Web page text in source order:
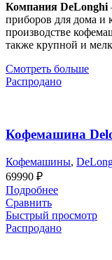
Компания DeLonghi
приборов для дома и
производстве
также крупной и
Смотреть больше
Распродано
Кофемашина
Кофемашины,
69990 ₽
Подробнее
Сравнить
Быстрый просмотр
Распродано